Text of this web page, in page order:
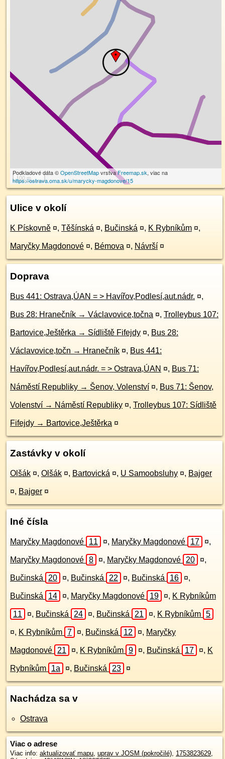
100 m
Podkladové dáta ©OpenStreetMapvrstvaFreemap.sk, viac na
https://ostrava.oma.sk/u/marycky-magdonove/15
Ulice v okolí
K Pískovně ¤, Těšínská ¤, Bučinská ¤, K Rybníkům ¤,
Maryčky Magdonové ¤, Bémova ¤, Návrší ¤
Doprava
Bus 441: Ostrava,ÚAN = > Havířov,Podlesí,aut.nádr. ¤,
Bus 28: Hranečník → Václavovice,točna ¤, Trolleybus 107:
Bartovice,Ještěrka → Sídliště Fifejdy ¤, Bus 28:
Václavovice,točn → Hranečník ¤, Bus 441:
Havířov,Podlesí,aut.nádr. = > Ostrava,ÚAN ¤, Bus 71:
Náměstí Republiky → Šenov, Volenství ¤, Bus 71: Šenov,
Volenství → Náměstí Republiky ¤, Trolleybus 107: Sídliště
Fifejdy → Bartovice,Ještěrka ¤
Zastávky v okolí
Olšák ¤, Olšák ¤, Bartovická ¤, U Samoobsluhy ¤, Bajger
¤, Bajger ¤
Iné čísla
Maryčky Magdonové 11 ¤, Maryčky Magdonové 17 ¤,
Maryčky Magdonové 8 ¤, Maryčky Magdonové 20 ¤,
Bučinská 20 ¤, Bučinská 22 ¤, Bučinská 16 ¤,
Bučinská 14 ¤, Maryčky Magdonové 19 ¤, K Rybníkům
11 ¤, Bučinská 24 ¤, Bučinská 21 ¤, K Rybníkům 5
¤, K Rybníkům 7 ¤, Bučinská 12 ¤, Maryčky
Magdonové 21 ¤, K Rybníkům 9 ¤, Bučinská 17 ¤, K
Rybníkům 1a ¤, Bučinská 23 ¤
Nachádza sa v
Ostrava
Viac o adrese
Viac info: aktualizovať mapu, uprav v JOSM (pokročilé), 1753823629,